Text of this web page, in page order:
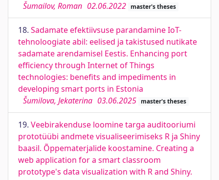
Šumailov, Roman 02.06.2022 master's theses
18. Sadamate efektiivsuse parandamine IoT-
tehnoloogiate abil: eelised ja takistused nutikate
sadamate arendamisel Eestis. Enhancing port
efficiency through Internet of Things
technologies: benefits and impediments in
developing smart ports in Estonia
Šumilova, Jekaterina 03.06.2025 master's theses
19. Veebirakenduse loomine targa auditooriumi
prototüübi andmete visualiseerimiseks R ja Shiny
baasil. Õppematerjalide koostamine. Creating a
web application for a smart classroom
prototype's data visualization with R and Shiny.